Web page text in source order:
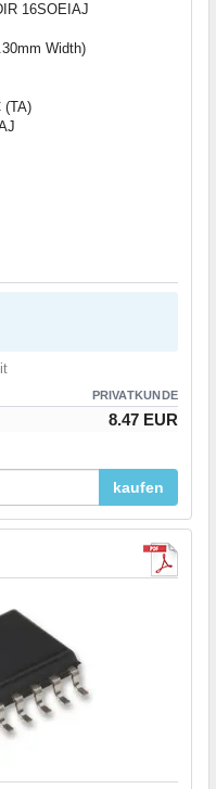
16SOEIAJ
Width)
(TA)
PRIVATKUNDE
8.47 EUR
kaufen